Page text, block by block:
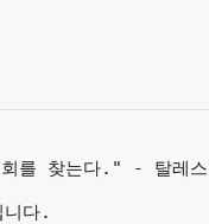
회를 찾는다." - 탈레스
다.